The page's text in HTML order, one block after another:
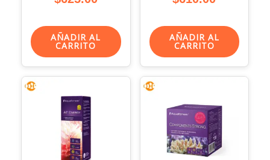
AÑADIR AL
CARRITO
AÑADIR AL
CARRITO